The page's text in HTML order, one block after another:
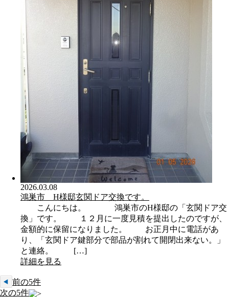
2026.03.08
鴻巣市 H様邸玄関ドア交換です。
こんにちは。 鴻巣市のH様邸の「玄関ドア交
換」です。 １２月に一度見積を提出したのですが、
金額的に保留になりました。 お正月中に電話があ
り、「玄関ドア鍵部分で部品が割れて開閉出来ない。」
と連絡。 […]
詳細を見る
前の5件
次の5件